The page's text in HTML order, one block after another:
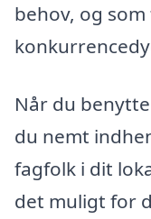
behov, og
Når du
du nemt
fagfolk i dit
det muligt for